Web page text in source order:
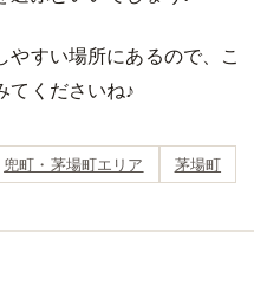
やすい場所にあるので、こ
てくださいね♪
兜町・茅場町エリア 茅場町